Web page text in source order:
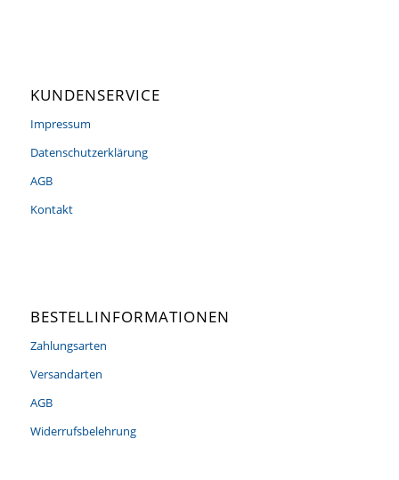
KUNDENSERVICE
Impressum
Datenschutzerklärung
AGB
Kontakt
BESTELLINFORMATIONEN
Zahlungsarten
Versandarten
AGB
Widerrufsbelehrung